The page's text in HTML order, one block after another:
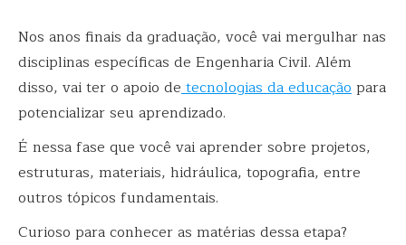
Nos anos finais da graduação, você vai mergulhar nas
disciplinas específicas de Engenharia Civil. Além
disso, vai ter o apoio de tecnologias da educaçãopara
potencializar seu aprendizado.
É nessa fase que você vai aprender sobre projetos,
estruturas, materiais, hidráulica, topografia, entre
outros tópicos fundamentais.
Curioso para conhecer as matérias dessa etapa?